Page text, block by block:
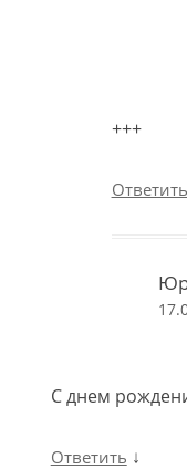
+++
Ответить
С днем
Ответить ↓